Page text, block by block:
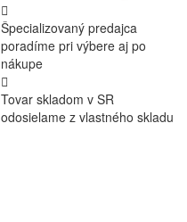
Špecializovaný predajca
poradíme pri výbere aj po
nákupe
Tovar skladom v SR
odosielame z vlastného skladu